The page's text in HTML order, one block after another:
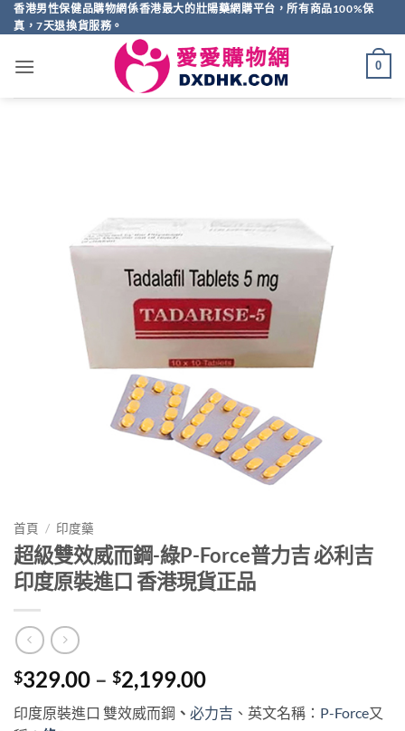
Skip
to
香港男性保健品購物網係香港最大的壯陽藥網購平台，所有商品100%保
真，7天退換貨服務。
0
首頁 / 印度藥
超級雙效威而鋼-綠P-Force普力吉 必利吉
印度原裝進口 香港現貨正品
$329.00 – $2,199.00Price
range:
$329.00
印度原裝進口 雙效威而鋼 、 必力吉 、英文名稱： P-Force又